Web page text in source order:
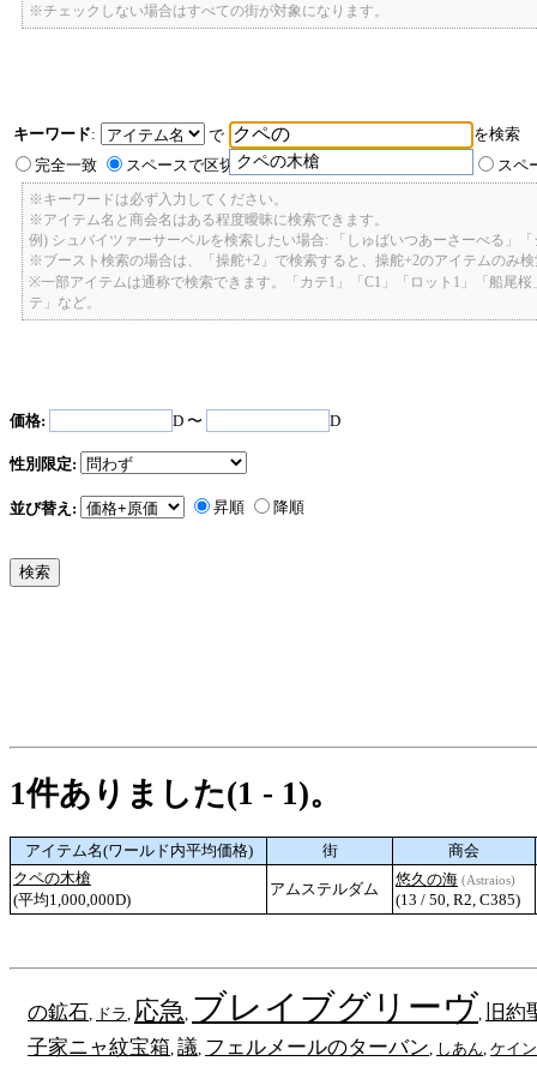
※チェックしない場合はすべての街が対象になります。
キーワード:
で
クペの木槍
を検索
完全一致
スペースで区切ったキーワードのいずれかを含む スペ
※キーワードは必ず入力してください。
※アイテム名と商会名はある程度曖昧に検索できます。
例) シュバイツァーサーベルを検索したい場合: 「しゅばいつあーさーべる」
※ブースト検索の場合は、「操舵+2」で検索すると、操舵+2のアイテムのみ
※一部アイテムは通称で検索できます。「カテ1」「C1」「ロット1」「船尾
テ」など。
価格: D 〜 D
性別限定:
並び替え: 昇順 降順
1件ありました(1 - 1)。
アイテム名(ワールド内平均価格) 街
商会
クペの木槍
(平均1,000,000D)
アムステルダム
悠久の海 (Astraios)
(13 / 50, R2, C385)
の鉱石 ドラ 応急 ブレイブグリーヴ
旧約
子家ニャ紋宝箱 議 フェルメールのターバン しあん ケイン